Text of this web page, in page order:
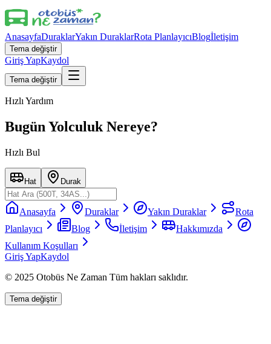
AnasayfaDuraklarYakın DuraklarRota PlanlayıcıBlogİletişim
Tema değiştir
Giriş YapKaydol
Tema değiştir
Hızlı Yardım
Bugün Yolculuk Nereye?
Hızlı Bul
Hat Durak
Anasayfa Duraklar Yakın Duraklar
Rota
Planlayıcı
Blog İletişim
Hakkımızda
Kullanım Koşulları
Giriş YapKaydol
© 2025 Otobüs Ne Zaman Tüm hakları saklıdır.
Tema değiştir